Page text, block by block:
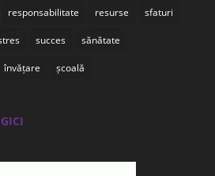
responsabilitate resurse sfaturi
succes sănătate
învățare școală